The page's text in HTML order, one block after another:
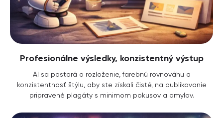
Profesionálne výsledky, konzistentný výstup
AI sa postará o rozloženie, farebnú rovnováhu a
konzistentnosť štýlu, aby ste získali čisté, na publikovanie
pripravené plagáty s minimom pokusov a omylov.